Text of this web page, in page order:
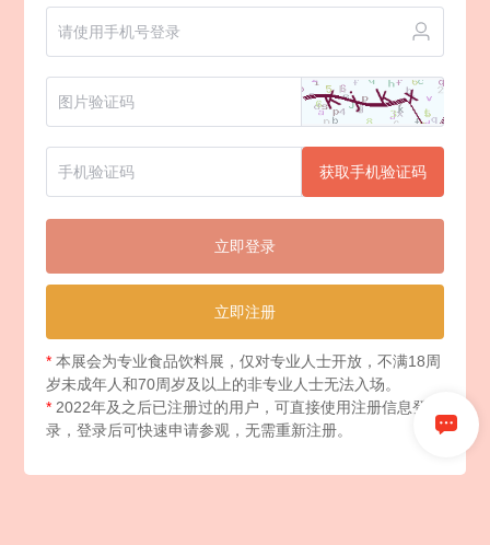
获取手机验证码
立即登录
立即注册
* 本展会为专业食品饮料展，仅对专业人士开放，不满18周
岁未成年人和70周岁及以上的非专业人士无法入场。
* 2022年及之后已注册过的用户，可直接使用注册信息登
录，登录后可快速申请参观，无需重新注册。